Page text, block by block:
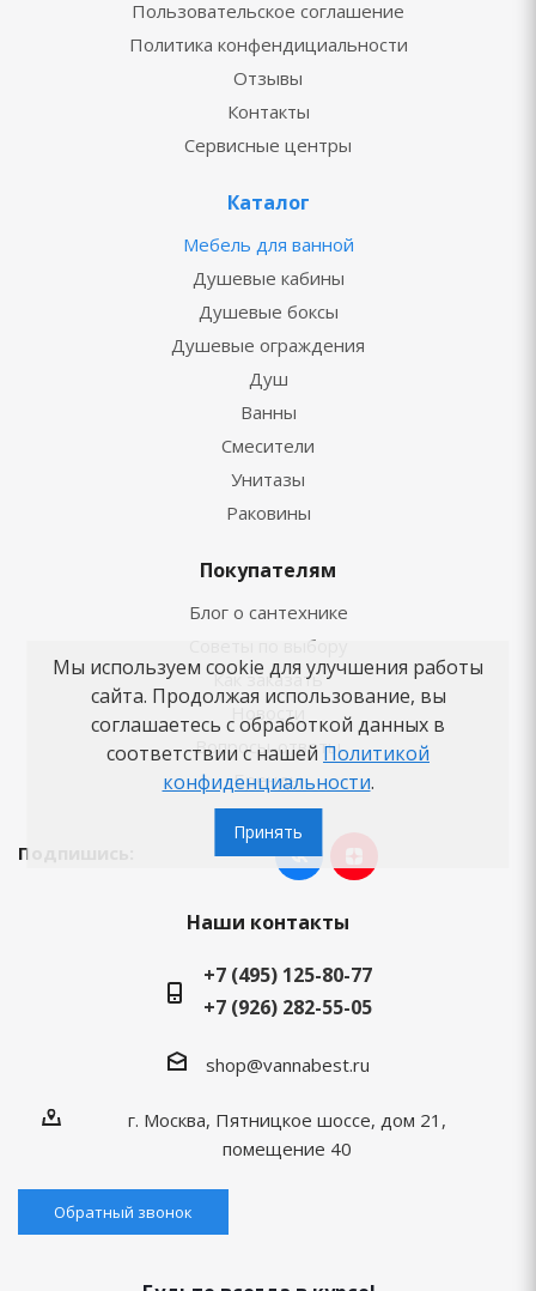
Пользовательское соглашение
Политика конфендициальности
Отзывы
Контакты
Сервисные центры
Каталог
Мебель для ванной
Душевые кабины
Душевые боксы
Душевые ограждения
Душ
Ванны
Смесители
Унитазы
Раковины
Покупателям
Блог о сантехнике
Советы по выбору
Как заказать
Новости
Вопросы-ответы
Бренды
Подпишись:
Наши контакты
+7 (495) 125-80-77
+7 (926) 282-55-05
shop@vannabest.ru
г. Москва, Пятницкое шоссе, дом 21,
помещение 40
Обратный звонок
Мы используем cookie для улучшения работы
сайта. Продолжая использование, вы
соглашаетесь с обработкой данных в
соответствии с нашей Политикой
конфиденциальности.
Принять